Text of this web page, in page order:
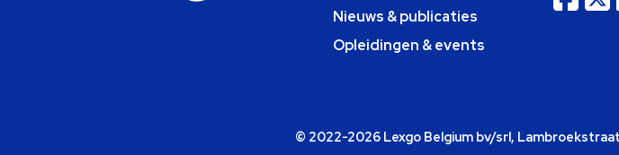
Nieuws & publicaties
Opleidingen & events
© 2022-2026 Lexgo Belgium bv/srl,